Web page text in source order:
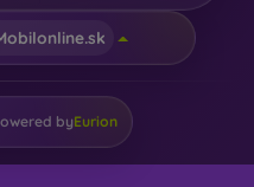
byEurion